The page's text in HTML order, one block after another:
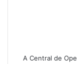
A Central de